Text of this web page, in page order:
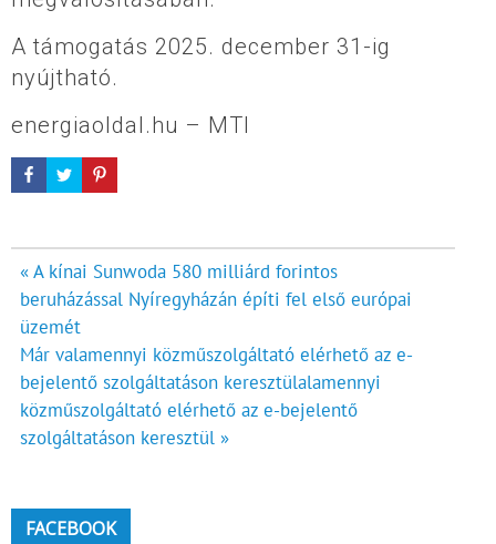
A támogatás 2025. december 31-ig
nyújtható.
energiaoldal.hu – MTI
Bejegyzés
navigáció
« A kínai Sunwoda 580 milliárd forintos
beruházással Nyíregyházán építi fel első európai
üzemét
Már valamennyi közműszolgáltató elérhető az e-
bejelentő szolgáltatáson keresztülalamennyi
közműszolgáltató elérhető az e-bejelentő
szolgáltatáson keresztül »
FACEBOOK